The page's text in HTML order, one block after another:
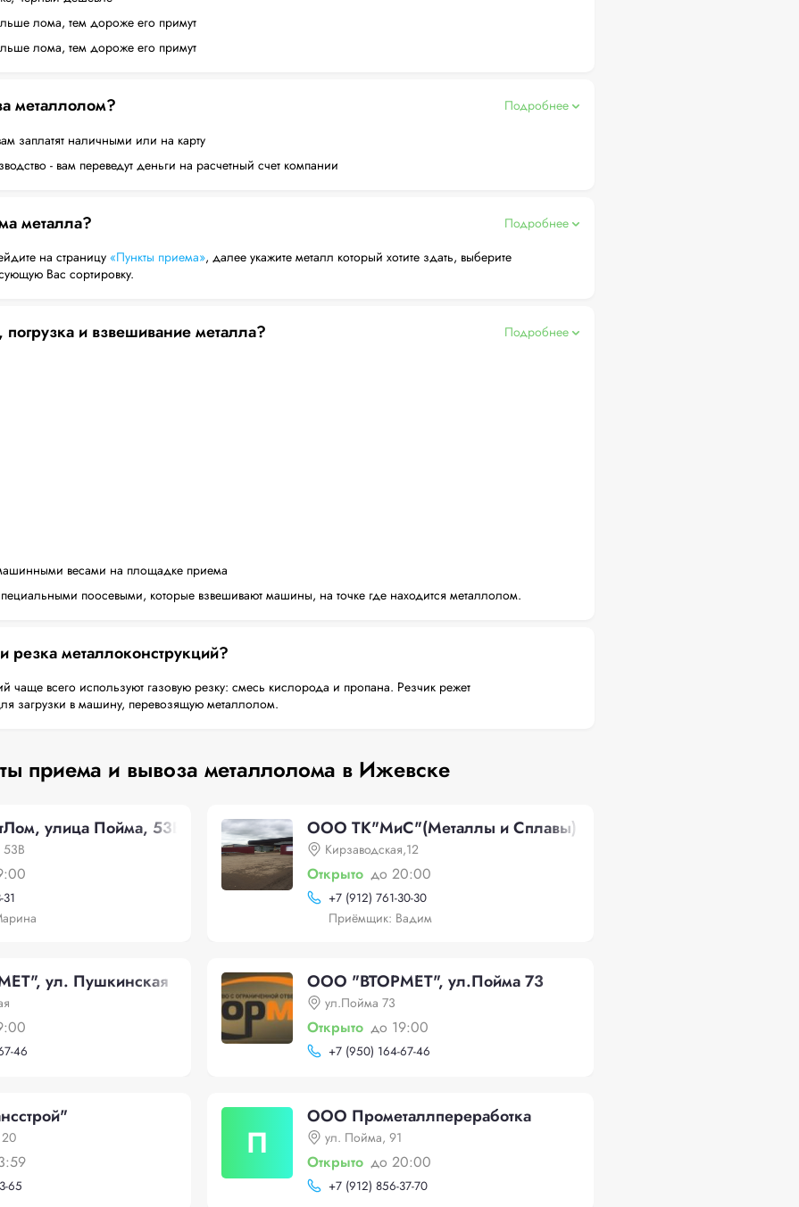
лома, тем дороже его примут
лома, тем дороже его примут
металлолом?
Подробнее
заплатят наличными или на карту
- вам переведут деньги на расчетный счет компании
металла?
Подробнее
на страницу «Пункты приема», далее укажите металл который хотите здать, выберите
Вас сортировку.
погрузка и взвешивание металла?
Подробнее
весами на площадке приема
поосевыми, которые взвешивают машины, на точке где находится металлолом.
резка металлоконструкций?
чаще всего используют газовую резку: смесь кислорода и пропана. Резчик режет
загрузки в машину, перевозящую металлолом.
приема и вывоза металлолома в Ижевске
улица Пойма, 53В ООО ТК"МиС"(Металлы и Сплавы)
Кирзаводская,12
Открыто до 20:00
+7 (912) 761-30-30
Приёмщик: Вадим
ул. Пушкинская
46
ООО "ВТОРМЕТ", ул.Пойма 73
ул.Пойма 73
Открыто до 19:00
+7 (950) 164-67-46
65
П
ООО Прометаллпереработка
ул. Пойма, 91
Открыто до 20:00
+7 (912) 856-37-70